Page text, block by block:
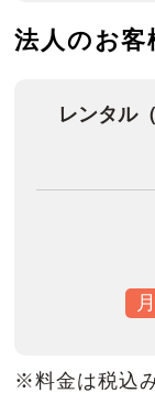
法人のお客
レンタル
※料金は税込